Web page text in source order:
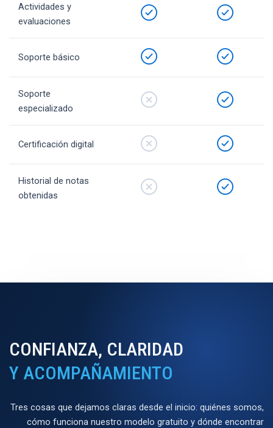
Actividades y
evaluaciones
Soporte básico
Soporte
especializado
Certificación digital
Historial de notas
obtenidas
CONFIANZA, CLARIDAD
Y ACOMPAÑAMIENTO
Tres cosas que dejamos claras desde el inicio: quiénes somos,
cómo funciona nuestro modelo gratuito y dónde encontrar